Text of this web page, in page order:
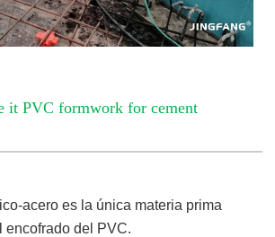
it PVC formwork for cement
acero es la única materia prima
encofrado del PVC.